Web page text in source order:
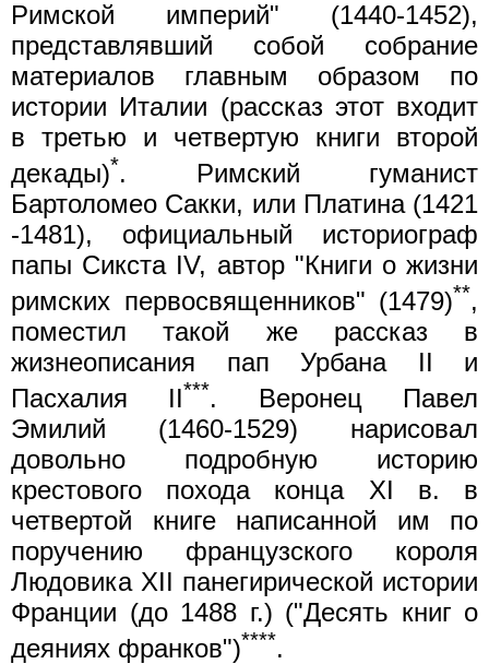
Римской империй" (1440-1452),
представлявший собой собрание
материалов главным образом по
истории Италии (рассказ этот входит
в третью и четвертую книги второй
декады)*. Римский гуманист
Бартоломео Сакки, или Платина (1421
-1481), официальный историограф
папы Сикста IV, автор "Книги о жизни
римских первосвященников" (1479)**,
поместил такой же рассказ в
жизнеописания пап Урбана II и
Пасхалия II***. Веронец Павел
Эмилий (1460-1529) нарисовал
довольно подробную историю
крестового похода конца XI в. в
четвертой книге написанной им по
поручению французского короля
Людовика XII панегирической истории
Франции (до 1488 г.) ("Десять книг о
деяниях франков")****.